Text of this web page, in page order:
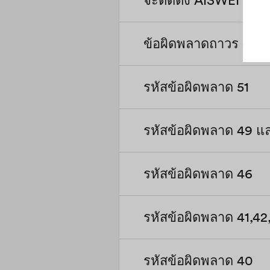
คุณสามารถดาวน์โหลดไ
ข้อผิดพลาดถาวร – รหั
นี่เป็นความผิดถาวร ถอด
ใหม่หลังจากผ่านไป 3
ของคุณ..
รหัสข้อผิดพลาด 51
เปิดกล่องและตรวจสอบ
หรือไม่ หากข้อผิดพลาด
รหัสข้อผิดพลาด 49 แ
เปิดกล่องและตรวจสอบ
หรือไม่ หากข้อผิดพลาด
รหัสข้อผิดพลาด 46
ตรวจสอบแรงดันไฟฟ้าว
ไฟฟ้าอินพุต DC ของอิน
ผิดพลาดยังคงเกิดขึ้น ว
รหัสข้อผิดพลาด
ถอดอินเวอร์เตอร์ออกจ
รหัสข้อผิดพลาด 40